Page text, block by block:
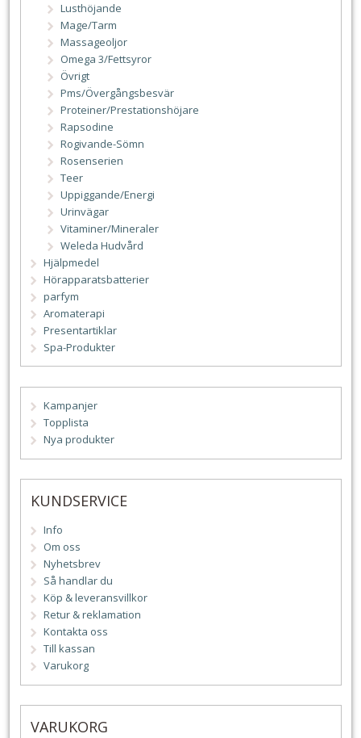
Lusthöjande
Mage/Tarm
Massageoljor
Omega 3/Fettsyror
Övrigt
Pms/Övergångsbesvär
Proteiner/Prestationshöjare
Rapsodine
Rogivande-Sömn
Rosenserien
Teer
Uppiggande/Energi
Urinvägar
Vitaminer/Mineraler
Weleda Hudvård
Hjälpmedel
Hörapparatsbatterier
parfym
Aromaterapi
Presentartiklar
Spa-Produkter
Kampanjer
Topplista
Nya produkter
KUNDSERVICE
Info
Om oss
Nyhetsbrev
Så handlar du
Köp & leveransvillkor
Retur & reklamation
Kontakta oss
Till kassan
Varukorg
VARUKORG